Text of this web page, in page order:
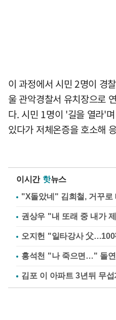
이 과정에서 시민 2명이 경
울 관악경찰서 유치장으로
다. 시민 1명이 '길을 열라'
있다가 저체온증을 호소해
이시간 핫뉴스
"X돌았네" 김희철, 거꾸
권상우 "내 또래 중 내가
오지헌 "일타강사 父
홍석천 "나 죽으면…" 돌